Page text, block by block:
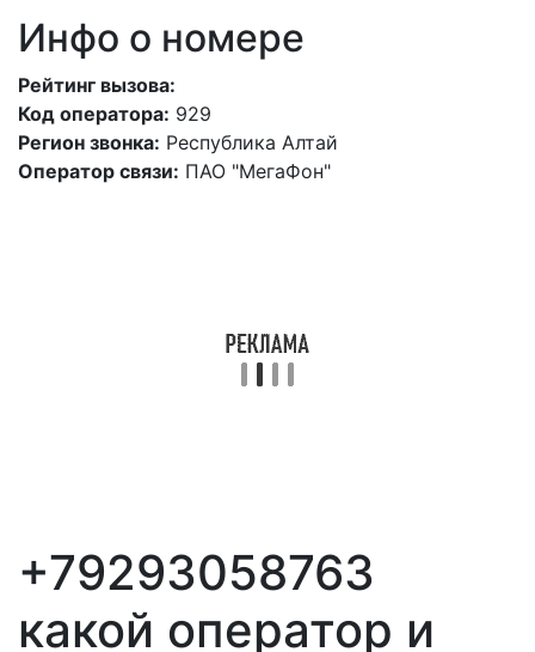
Инфо о номере
Рейтинг вызова:
Код оператора: 929
Регион звонка: Республика Алтай
Оператор связи: ПАО "МегаФон"
+79293058763
какой оператор и